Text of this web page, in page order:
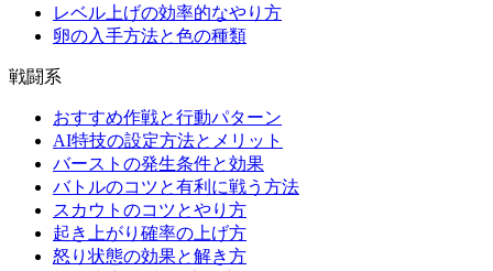
レベル上げの効率的なやり方
卵の入手方法と色の種類
戦闘系
おすすめ作戦と行動パターン
AI特技の設定方法とメリット
バーストの発生条件と効果
バトルのコツと有利に戦う方法
スカウトのコツとやり方
起き上がり確率の上げ方
怒り状態の効果と解き方